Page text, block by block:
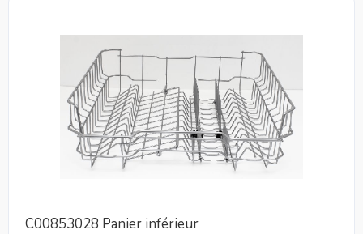
C00853028 Panier inférieur